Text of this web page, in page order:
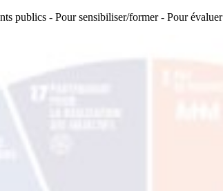
publics - Pour sensibiliser/former - Pour évaluer